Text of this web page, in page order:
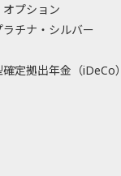
プション
ラチナ・シルバー
定拠出年金（iDeCo）